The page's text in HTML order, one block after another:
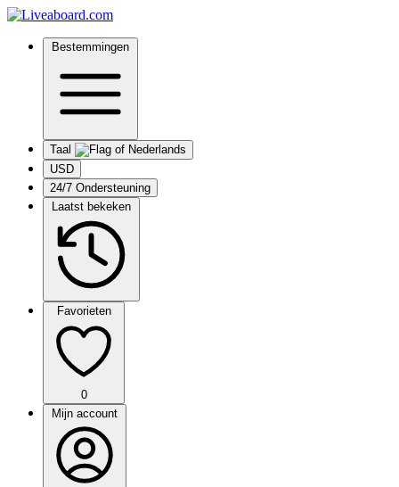
Bestemmingen
Taal
USD
24/7 Ondersteuning
Laatst bekeken
Favorieten
0
Mijn account